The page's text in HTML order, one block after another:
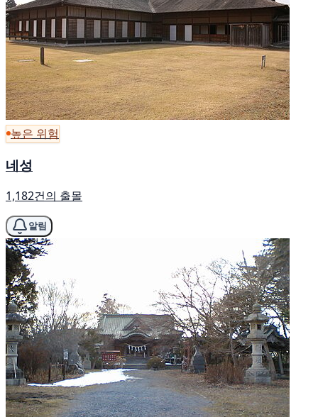
높은 위험
네성
1,182건의 출몰
알림